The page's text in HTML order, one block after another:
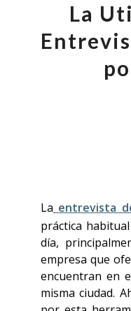
La
La entrevista
práctica
día,
empresa que
encuentran en
misma ciudad.